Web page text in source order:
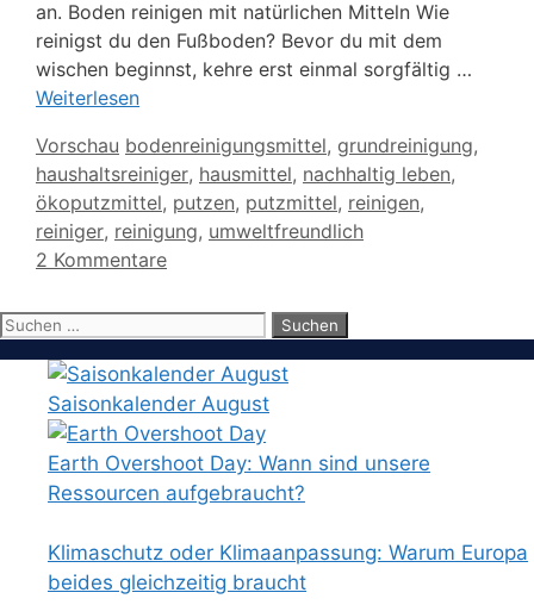
an. Boden reinigen mit natürlichen Mitteln Wie
reinigst du den Fußboden? Bevor du mit dem
wischen beginnst, kehre erst einmal sorgfältig …
Weiterlesen
Kategorien
Vorschau Schlagwörter
bodenreinigungsmittel, grundreinigung,
haushaltsreiniger, hausmittel, nachhaltig leben,
ökoputzmittel, putzen, putzmittel, reinigen,
reiniger, reinigung, umweltfreundlich
2 Kommentare
Suchen
Saisonkalender August
Earth Overshoot Day: Wann sind unsere
Ressourcen aufgebraucht?
Klimaschutz oder Klimaanpassung: Warum Europa
beides gleichzeitig braucht